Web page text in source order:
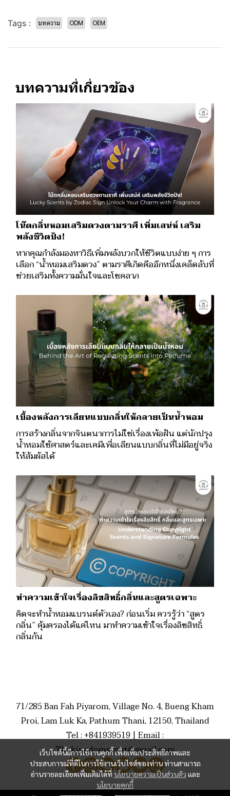
Tags : บทความ ODM OEM
บทความที่เกี่ยวข้อง
โน๊ตกลิ่นหอมเสริมดวงตามราศี เพิ่มเสน่ห์ เสริม
พลังชีวิตปัง!
หากคุณกำลังมองหาวิธีเพิ่มพลังบวกให้ชีวิตแบบง่าย ๆ การ
เลือก “น้ำหอมเสริมดวง” ตามราศีเกิดคืออีกหนึ่งเคล็ดลับที่
ช่วยเสริมทั้งความมั่นใจและโชคลาภ
เบื้องหลังการเลียนแบบกลิ่นให้กลายเป็นน้ำหอม
การสร้างกลิ่นจากจินตนาการไม่ใช่เรื่องเพ้อฝัน แต่นักปรุง
น้ำหอมใช้ศาสตร์และเคมีเพื่อเลียนแบบกลิ่นที่ไม่มีอยู่จริง
ให้สัมผัสได้
ทำความเข้าใจเรื่องลิขสิทธิ์กลิ่นและสูตรเฉพาะ
คิดจะทำน้ำหอมแบรนด์ตัวเอง? ก่อนเริ่ม ควรรู้ว่า “สูตร
กลิ่น” คุ้มครองได้แค่ไหน มาทำความเข้าใจเรื่องลิขสิทธิ์
กลิ่นกัน
เว็บไซต์นี้มีการใช้งานคุกกี้ เพื่อเพิ่มประสิทธิภาพและ
ประสบการณ์ที่ดีในการใช้งานเว็บไซต์ของท่าน ท่านสามารถ
อ่านรายละเอียดเพิ่มเติมได้ที่นโยบายความเป็นส่วนตัว และ
นโยบายคุกกี้
71/285 Ban Fah Piyarom, Village No. 4, Bueng Kham
Proi, Lam Luk Ka, Pathum Thani, 12150, Thailand
Tel : +841939519 | Email :
Thekingdomscent@gmail.com